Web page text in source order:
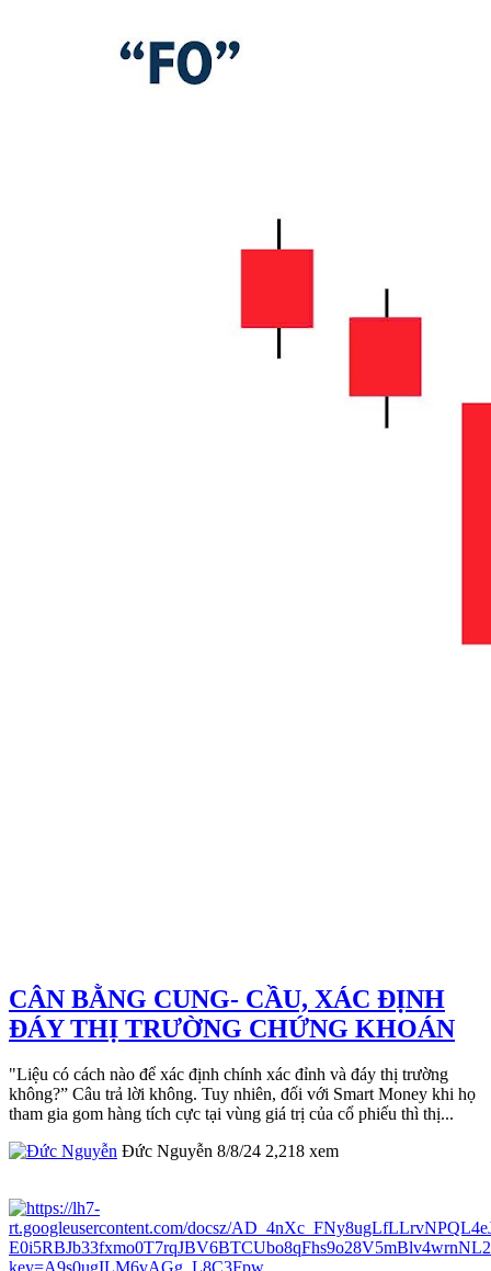
CÂN BẰNG CUNG- CẦU, XÁC ĐỊNH
ĐÁY THỊ TRƯỜNG CHỨNG KHOÁN
"Liệu có cách nào để xác định chính xác đỉnh và đáy thị trường
không?” Câu trả lời không. Tuy nhiên, đối với Smart Money khi họ
tham gia gom hàng tích cực tại vùng giá trị của cổ phiếu thì thị...
Đức Nguyễn 8/8/24 2,218 xem